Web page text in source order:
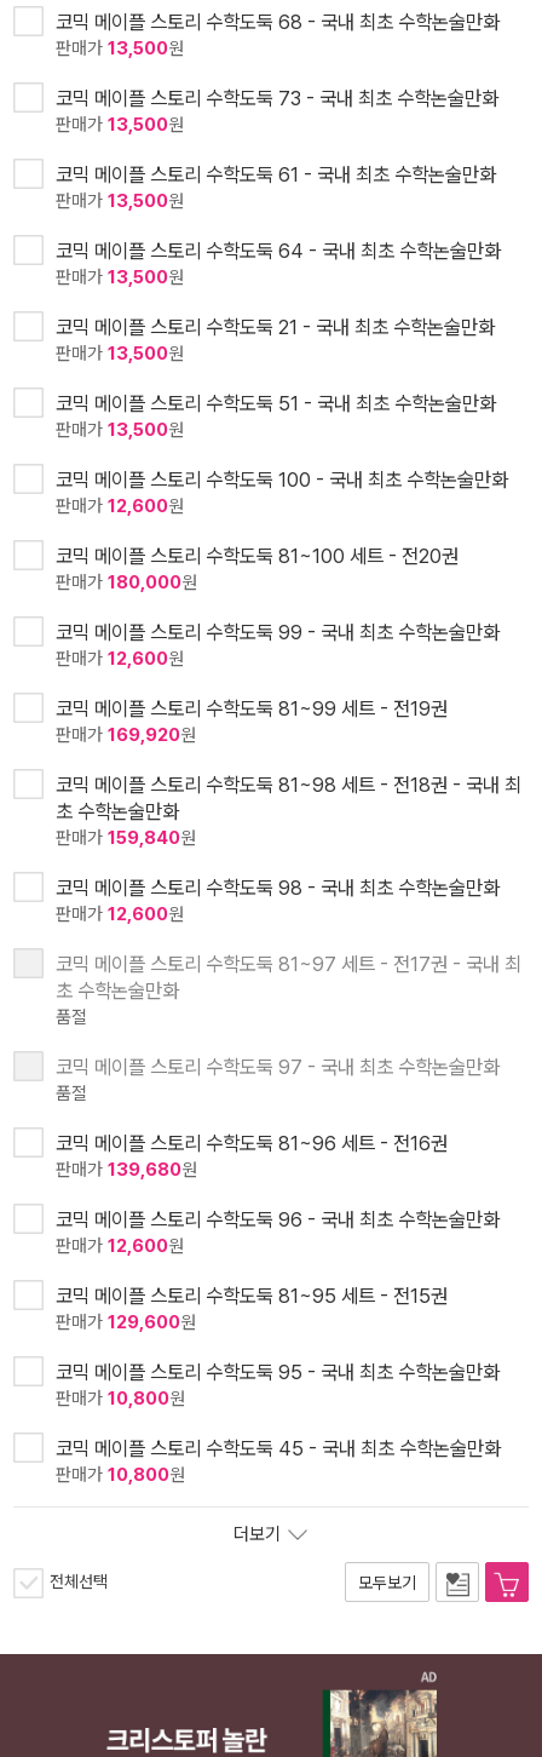
코믹 메이플 스토리 수학도둑 68 - 국내 최초 수학논술만화
판매가 13,500원
코믹 메이플 스토리 수학도둑 73 - 국내 최초 수학논술만화
판매가 13,500원
코믹 메이플 스토리 수학도둑 61 - 국내 최초 수학논술만화
판매가 13,500원
코믹 메이플 스토리 수학도둑 64 - 국내 최초 수학논술만화
판매가 13,500원
코믹 메이플 스토리 수학도둑 21 - 국내 최초 수학논술만화
판매가 13,500원
코믹 메이플 스토리 수학도둑 51 - 국내 최초 수학논술만화
판매가 13,500원
코믹 메이플 스토리 수학도둑 100 - 국내 최초 수학논술만화
판매가 12,600원
코믹 메이플 스토리 수학도둑 81~100 세트 - 전20권
판매가 180,000원
코믹 메이플 스토리 수학도둑 99 - 국내 최초 수학논술만화
판매가 12,600원
코믹 메이플 스토리 수학도둑 81~99 세트 - 전19권
판매가 169,920원
코믹 메이플 스토리 수학도둑 81~98 세트 - 전18권 - 국내 최
초 수학논술만화
판매가 159,840원
코믹 메이플 스토리 수학도둑 98 - 국내 최초 수학논술만화
판매가 12,600원
코믹 메이플 스토리 수학도둑 81~97 세트 - 전17권 - 국내 최
초 수학논술만화
품절
코믹 메이플 스토리 수학도둑 97 - 국내 최초 수학논술만화
품절
코믹 메이플 스토리 수학도둑 81~96 세트 - 전16권
판매가 139,680원
코믹 메이플 스토리 수학도둑 96 - 국내 최초 수학논술만화
판매가 12,600원
코믹 메이플 스토리 수학도둑 81~95 세트 - 전15권
판매가 129,600원
코믹 메이플 스토리 수학도둑 95 - 국내 최초 수학논술만화
판매가 10,800원
코믹 메이플 스토리 수학도둑 45 - 국내 최초 수학논술만화
판매가 10,800원
더보기
전체선택 모두보기